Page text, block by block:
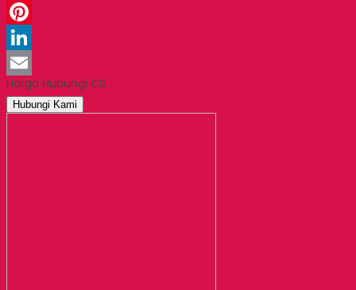
WhatsApp
Pinterest
LinkedIn
Email
Harga Hubungi CS
Hubungi Kami